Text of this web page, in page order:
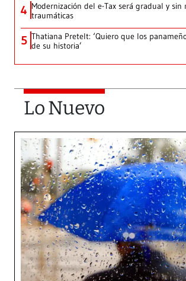
4 Modernización del e-Tax será gradual y sin
traumáticas
5 Thatiana Pretelt: ‘Quiero que los
de su historia’
Lo Nuevo